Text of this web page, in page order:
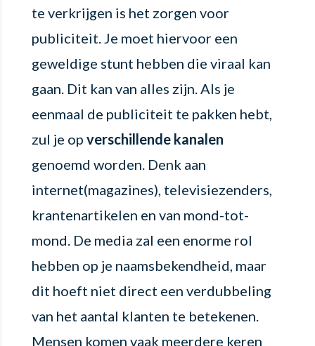
te verkrijgen is het zorgen voor
publiciteit. Je moet hiervoor een
geweldige stunt hebben die viraal kan
gaan. Dit kan van alles zijn. Als je
eenmaal de publiciteit te pakken hebt,
zul je op verschillende kanalen
genoemd worden. Denk aan
internet(magazines), televisiezenders,
krantenartikelen en van mond-tot-
mond. De media zal een enorme rol
hebben op je naamsbekendheid, maar
dit hoeft niet direct een verdubbeling
van het aantal klanten te betekenen.
Mensen komen vaak meerdere keren